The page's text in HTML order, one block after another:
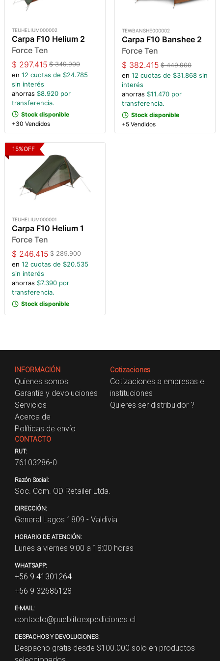
TEUHELIUM000002
Carpa F10 Helium 2
Force Ten
$ 297.415 $349.900
en 12 cuotas de $24.785
sin interés
ahorras $8.920 por
transferencia.
Stock disponible
+30 Vendidos
TEWBANSHE000002
Carpa F10 Banshee 2
Force Ten
$ 382.415 $449.900
en 12 cuotas de $31.868 sin
interés
ahorras $11.470 por
transferencia.
Stock disponible
+5 Vendidos
15%OFF
TEUHELIUM000001
Carpa F10 Helium 1
Force Ten
$ 246.415 $289.900
en 12 cuotas de $20.535
sin interés
ahorras $7.390 por
transferencia.
Stock disponible
INFORMACIÓN
Quienes somos
Garantía y devoluciones
Servicios
Acerca de
Políticas de envío
Cotizaciones
Cotizaciones a empresas e
instituciones
Quieres ser distribuidor ?
CONTACTO
RUT:
76103286-0
Razón Social:
Soc. Com. OD Retailer Ltda.
DIRECCIÓN:
General Lagos 1809 - Valdivia
HORARIO DE ATENCIÓN:
Lunes a viernes 9:00 a 18:00 horas
WHATSAPP:
+56 9 41301264
+56 9 32685128
E-MAIL:
contacto@pueblitoexpediciones.cl
DESPACHOS Y DEVOLUCIONES:
Despacho gratis desde $100.000 solo en productos